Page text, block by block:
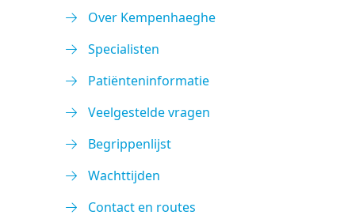
Over Kempenhaeghe
Specialisten
Patiënteninformatie
Veelgestelde vragen
Begrippenlijst
Wachttijden
Contact en routes